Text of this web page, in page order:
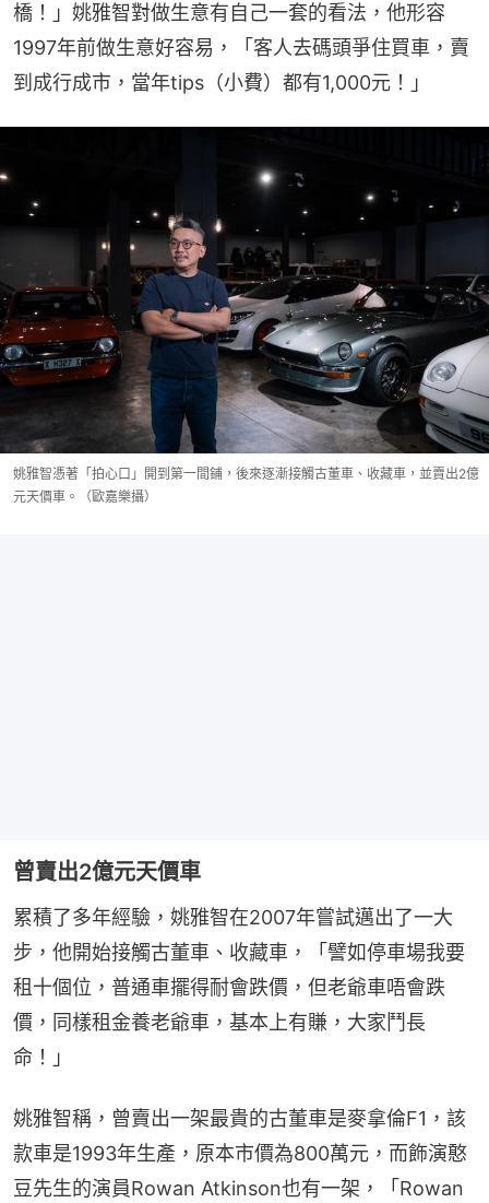
橋！」姚雅智對做生意有自己一套的看法，他形容
1997年前做生意好容易，「客人去碼頭爭住買車，賣
到成行成市，當年tips（小費）都有1,000元！」
姚雅智憑著「拍心口」開到第一間鋪，後來逐漸接觸古董車、收藏車，並賣出2億
元天價車。（歐嘉樂攝）
曾賣出2億元天價車
累積了多年經驗，姚雅智在2007年嘗試邁出了一大
步，他開始接觸古董車、收藏車，「譬如停車場我要
租十個位，普通車擺得耐會跌價，但老爺車唔會跌
價，同樣租金養老爺車，基本上有賺，大家鬥長
命！」
姚雅智稱，曾賣出一架最貴的古董車是麥拿倫F1，該
款車是1993年生產，原本市價為800萬元，而飾演憨
豆先生的演員Rowan Atkinson也有一架，「Rowan